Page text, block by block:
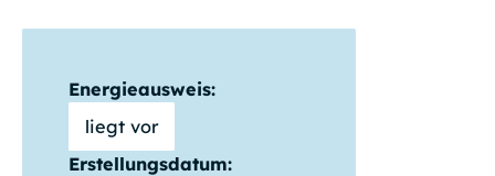
Energieausweis:
liegt vor
Erstellungsdatum: